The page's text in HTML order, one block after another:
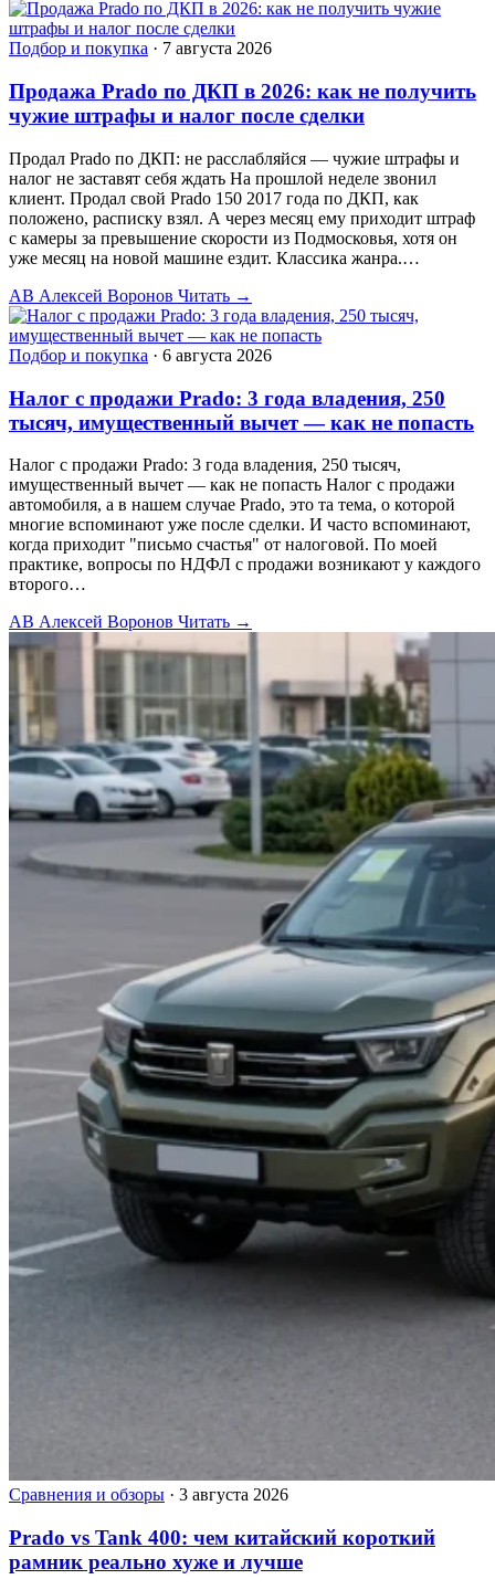
Подбор и покупка · 7 августа 2026
Продажа Prado по ДКП в 2026: как не получить
чужие штрафы и налог после сделки
Продал Prado по ДКП: не расслабляйся — чужие штрафы и
налог не заставят себя ждать На прошлой неделе звонил
клиент. Продал свой Prado 150 2017 года по ДКП, как
положено, расписку взял. А через месяц ему приходит штраф
с камеры за превышение скорости из Подмосковья, хотя он
уже месяц на новой машине ездит. Классика жанра.…
АВ Алексей Воронов Читать →
Подбор и покупка · 6 августа 2026
Налог с продажи Prado: 3 года владения, 250
тысяч, имущественный вычет — как не попасть
Налог с продажи Prado: 3 года владения, 250 тысяч,
имущественный вычет — как не попасть Налог с продажи
автомобиля, а в нашем случае Prado, это та тема, о которой
многие вспоминают уже после сделки. И часто вспоминают,
когда приходит "письмо счастья" от налоговой. По моей
практике, вопросы по НДФЛ с продажи возникают у каждого
второго…
АВ Алексей Воронов Читать →
Сравнения и обзоры · 3 августа 2026
Prado vs Tank 400: чем китайский короткий
рамник реально хуже и лучше